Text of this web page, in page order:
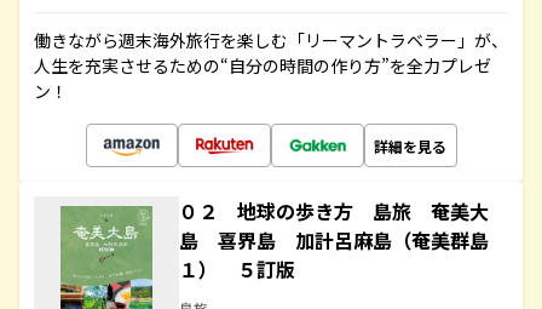
働きながら週末海外旅行を楽しむ「リーマントラベラー」が、
人生を充実させるための“自分の時間の作り方”を全力プレゼ
ン！
詳細を見る
０２ 地球の歩き方 島旅 奄美大
島 喜界島 加計呂麻島（奄美群島
１） ５訂版